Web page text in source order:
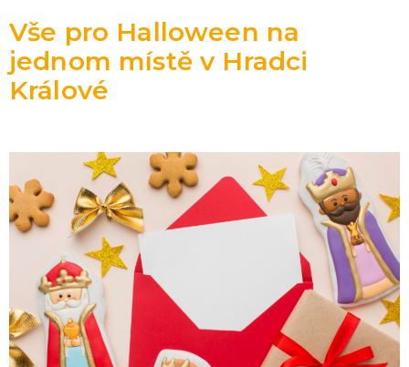
Vše pro Halloween na
jednom místě v Hradci
Králové